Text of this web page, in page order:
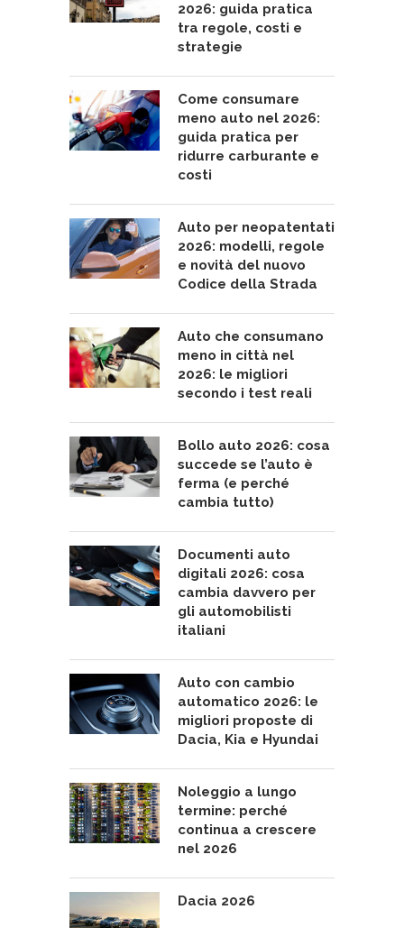
2026: guida pratica
tra regole, costi e
strategie
Come consumare
meno auto nel 2026:
guida pratica per
ridurre carburante e
costi
Auto per neopatentati
2026: modelli, regole
e novità del nuovo
Codice della Strada
Auto che consumano
meno in città nel
2026: le migliori
secondo i test reali
Bollo auto 2026: cosa
succede se l’auto è
ferma (e perché
cambia tutto)
Documenti auto
digitali 2026: cosa
cambia davvero per
gli automobilisti
italiani
Auto con cambio
automatico 2026: le
migliori proposte di
Dacia, Kia e Hyundai
Noleggio a lungo
termine: perché
continua a crescere
nel 2026
Dacia 2026